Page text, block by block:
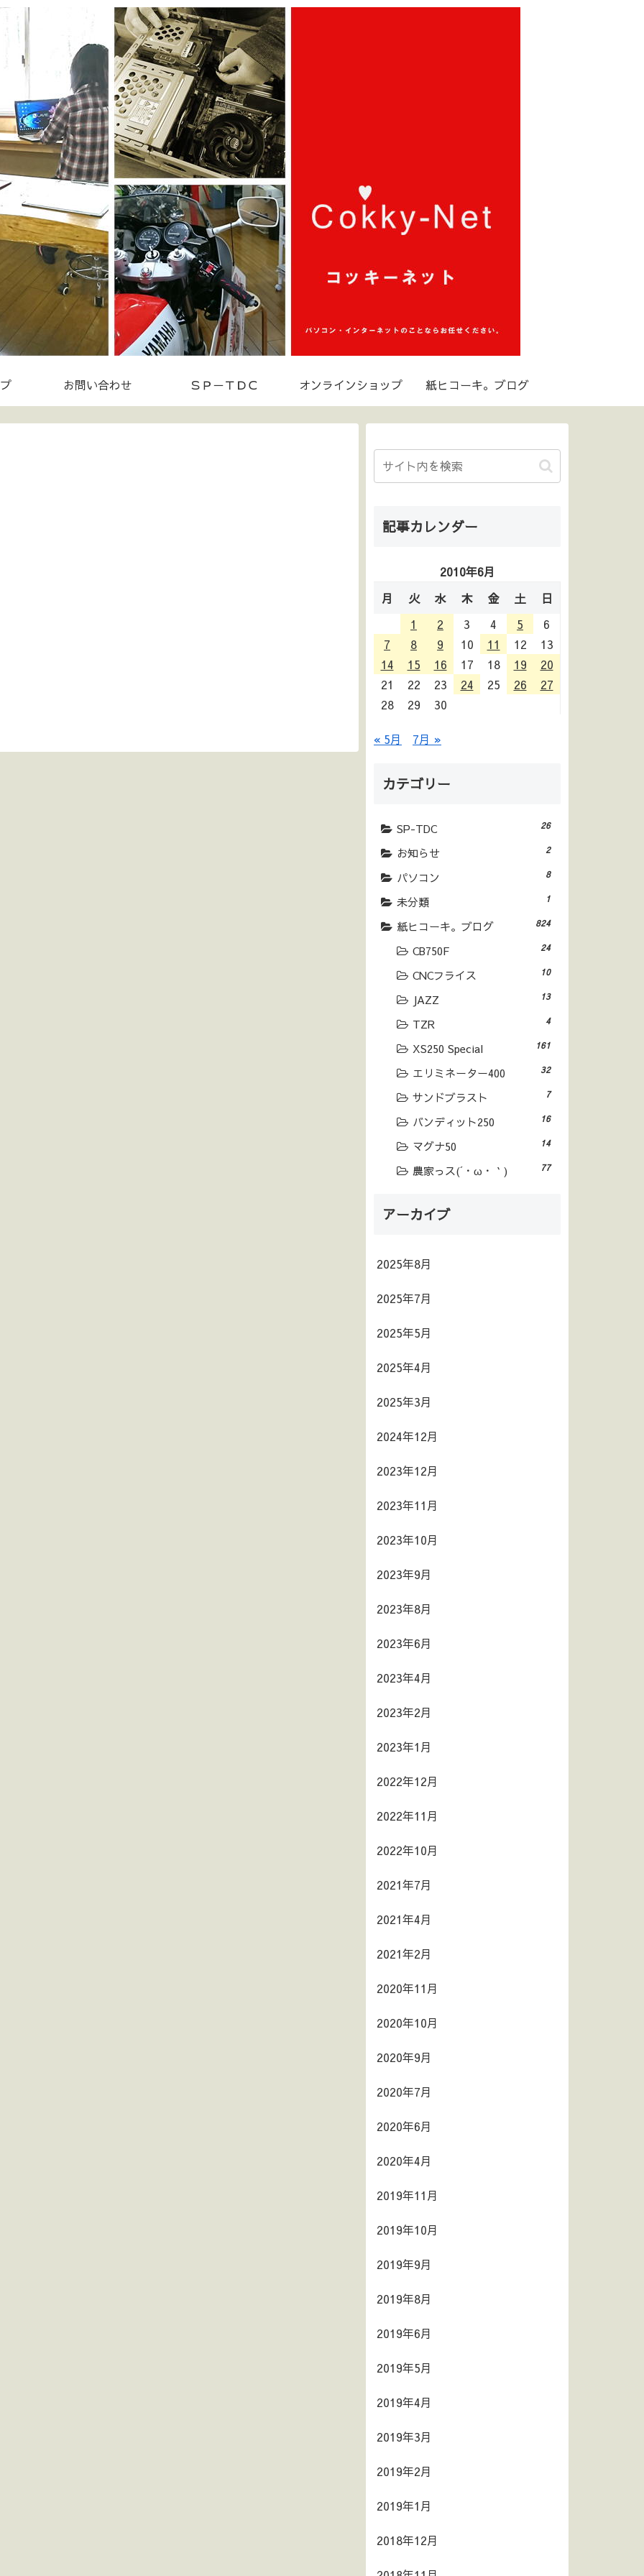
お問い合わせ ＳＰ－ＴＤＣ オンラインショップ 紙ヒコーキ。ブログ
記事カレンダー
2010年6月
月
火 水 木 金 土
日
1
2 3 4 5
6
7
8 9 10 11 12
13
14
15 16 17 18 19
20
21
22 23 24 25 26
27
28
29 30
« 5月 7月 »
カテゴリー
SP-TDC 26
お知らせ 2
パソコン 8
未分類 1
紙ヒコーキ。ブログ 824
CB750F 24
CNCフライス 10
JAZZ 13
TZR 4
XS250 Special 161
エリミネーター400 32
サンドブラスト 7
バンディット250 16
マグナ50 14
農家っス(´・ω・｀) 77
アーカイブ
2025年8月
2025年7月
2025年5月
2025年4月
2025年3月
2024年12月
2023年12月
2023年11月
2023年10月
2023年9月
2023年8月
2023年6月
2023年4月
2023年2月
2023年1月
2022年12月
2022年11月
2022年10月
2021年7月
2021年4月
2021年2月
2020年11月
2020年10月
2020年9月
2020年7月
2020年6月
2020年4月
2019年11月
2019年10月
2019年9月
2019年8月
2019年6月
2019年5月
2019年4月
2019年3月
2019年2月
2019年1月
2018年12月